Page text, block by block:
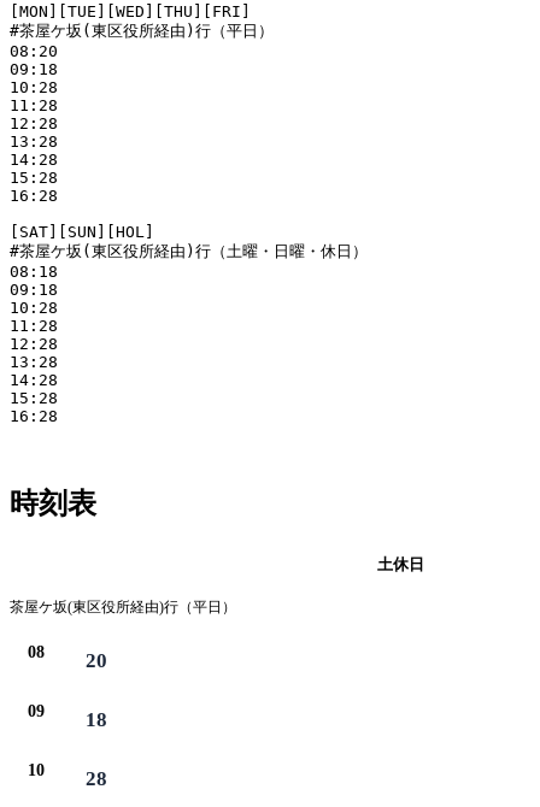
[MON][TUE][WED][THU][FRI]
#茶屋ケ坂(東区役所経由)行（平日）
08:20
09:18
10:28
11:28
12:28
13:28
14:28
15:28
16:28
[SAT][SUN][HOL]
#茶屋ケ坂(東区役所経由)行（土曜・日曜・休日）
08:18
09:18
10:28
11:28
12:28
13:28
14:28
15:28
16:28
時刻表
土休日
茶屋ケ坂(東区役所経由)行（平日）
08 20
09 18
10 28